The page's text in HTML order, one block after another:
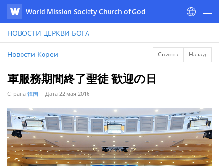
WATV
World Mission Society Church of God
НОВОСТИ ЦЕРКВИ БОГА
Новости Кореи Список Назад
軍服務期間終了聖徒 歓迎の日
Страна 韓国 Дата 22 мая 2016